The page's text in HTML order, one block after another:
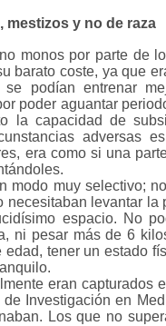
mestizos y no de raza
monos por parte de
barato coste, ya que
podían entrenar
poder aguantar
la capacidad de
adversas
era como si una
modo muy selectivo;
necesitaban levantar la
espacio. No
ni pesar más de 6
edad, tener un estado
eran capturados
Investigación en
Los que no